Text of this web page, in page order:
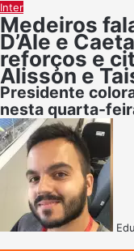
Inter
Medeiros
D’Ale e
reforços e
Alisson e
Presidente
nesta quarta-